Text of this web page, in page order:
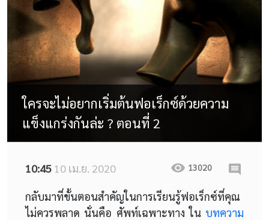
ใครจะไม่อยากเริ่มต้นฟอเร็กซ์ด้วยความ
แข็งแกร่งกันล่ะ ? ตอนที่ 2
10:45 10 เม.ย. 2020 13020
กลับมาที่ขั้นตอนสำคัญในการเรียนรู้ฟอเร็กซ์ที่คุณ
ไม่ควรพลาด นั่นคือ ศัพท์เฉพาะทาง ใน บทความ